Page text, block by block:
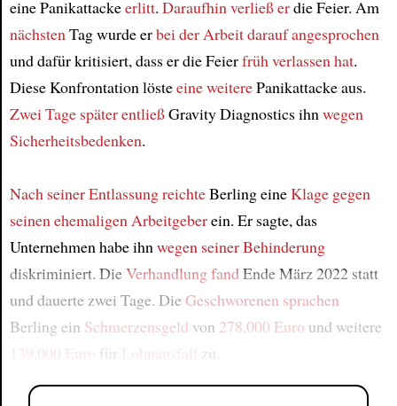
eine Panikattackeerlitt. Daraufhin verließ erdie Feier. Am
nächsten Tag wurde erbei der Arbeitdarauf angesprochen
und dafür kritisiert, dass er die Feierfrüh verlassen hat.
Diese Konfrontation lösteeine weiterePanikattacke aus.
Zwei Tage späterentließGravity Diagnostics ihn wegen
Sicherheitsbedenken.
Nach seiner EntlassungreichteBerling eineKlage gegen
seinen ehemaligen Arbeitgeberein. Er sagte, das
Unternehmen habe ihn wegen seiner Behinderung
diskriminiert. DieVerhandlungfandEnde März 2022 statt
und dauerte zwei Tage. DieGeschworenen sprachen
Berling ein Schmerzensgeld von 278.000 Euro und weitere
139.000 Euro
für Lohnausfall zu.